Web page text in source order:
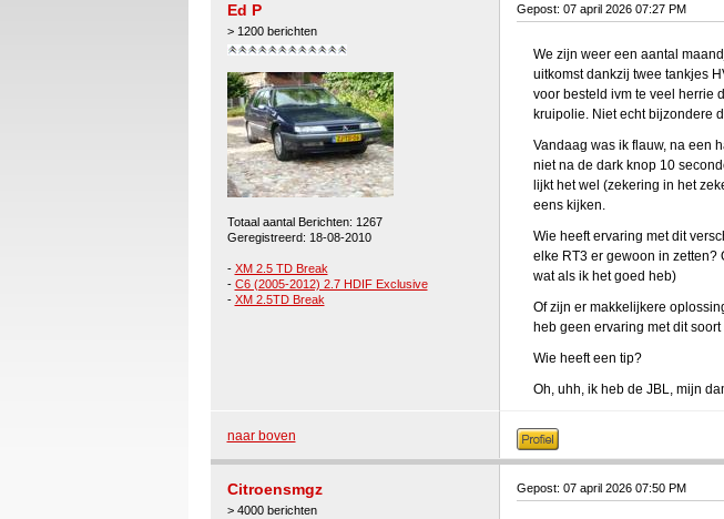
Ed P
> 1200 berichten
Totaal aantal Berichten: 1267
Geregistreerd: 18-08-2010
- XM 2.5 TD Break
- C6 (2005-2012) 2.7 HDIF Exclusive
- XM 2.5TD Break
Gepost: 07 april 2026 07:27 PM
We zijn weer een aantal
uitkomst dankzij twee tankjes
voor besteld ivm te veel herrie
kruipolie. Niet echt bijzondere
Vandaag was ik flauw, na een
niet na de dark knop 10
lijkt het wel (zekering in het
eens kijken.
Wie heeft ervaring met dit
elke RT3 er gewoon in zetten?
wat als ik het goed heb)
Of zijn er makkelijkere
heb geen ervaring met dit
Wie heeft een tip?
Oh, uhh, ik heb de JBL, mijn
naar boven
Citroensmgz
> 4000 berichten
Gepost: 07 april 2026 07:50 PM